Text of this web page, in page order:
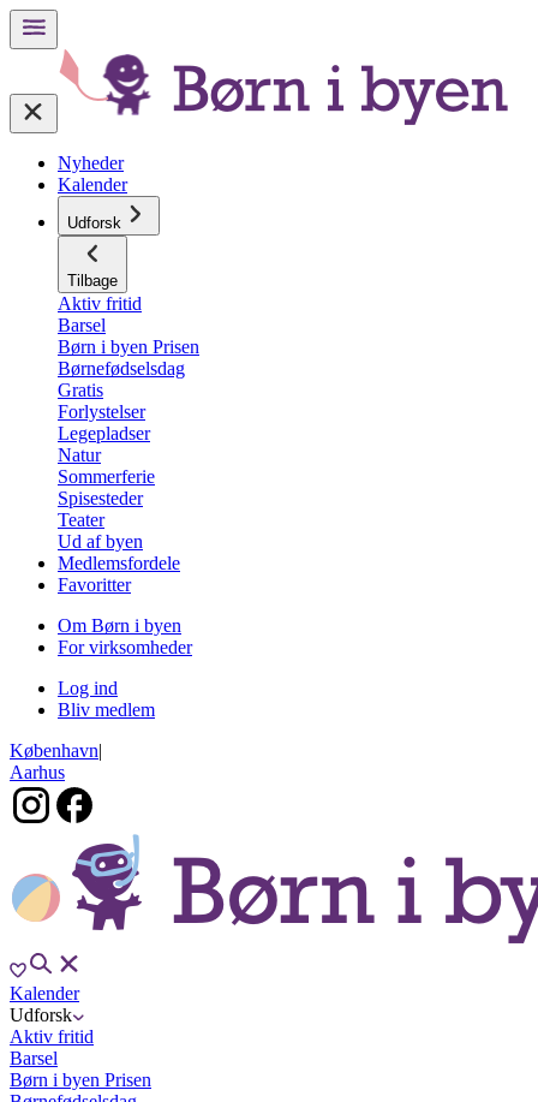
Nyheder
Kalender
Udforsk
Tilbage
Aktiv fritid
Barsel
Børn i byen Prisen
Børnefødselsdag
Gratis
Forlystelser
Legepladser
Natur
Sommerferie
Spisesteder
Teater
Ud af byen
Medlemsfordele
Favoritter
Om Børn i byen
For virksomheder
Log ind
Bliv medlem
København|
Aarhus
Kalender
Udforsk
Aktiv fritid
Barsel
Børn i byen Prisen